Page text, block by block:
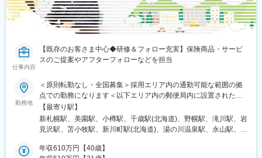
仕事内容
【既存のお客さま中心◆研修＆フォロー充実】保険商品・サービ
スのご提案やアフターフォローなどを担当
勤務地
＜原則転勤なし・全国募集＞採用エリア内の通勤可能な範囲の拠
点での勤務になります＜以下エリア内の郵便局内に設置されたか
んぽサービス部＞■北海道エリア：北海道■東北エリア：青森県、
岩手県、宮城県、秋田県、山形県、福島県■関東エリア：茨城県、
栃木県、群馬県、埼玉県、千葉県■東京エリア：東京都■南関東エ
ア：富山県、石川県、福井県■東海エリア：岐阜県、静岡県、愛知
【最寄り駅】
新札幌駅、美園駅、小樽駅、千歳駅(北海道)、野幌駅、滝川駅、岩
見沢駅、苫小牧駅、新川町駅(北海道)、湯の川温泉駅、永山駅、旭
駅、津軽五所川原駅、八戸駅、三沢駅(青森県)、新青森駅、上盛岡
年収610万円【40歳】